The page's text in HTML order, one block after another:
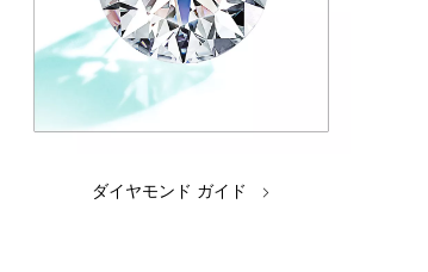
ダイヤモンド ガイド